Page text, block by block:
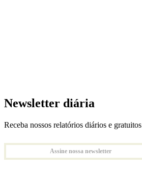
Newsletter diária
Receba nossos relatórios diários e gratuitos
Assine nossa newsletter